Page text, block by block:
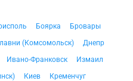
Боярка
Бровары
(Комсомольск)
Днепр
Ивано-Франковск
Измаил
Киев
Кременчуг